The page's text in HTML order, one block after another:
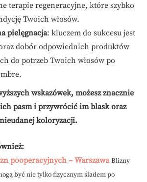
terapie regeneracyjne, które szybko
Twoich włosów.
pielęgnacja: kluczem do sukcesu jest
dobór odpowiednich produktów
do potrzeb Twoich włosów po
wskazówek, możesz znacznie
pasm i przywrócić im blask oraz
koloryzacji.
pooperacyjnych – Warszawa Blizny
być nie tylko fizycznym śladem po